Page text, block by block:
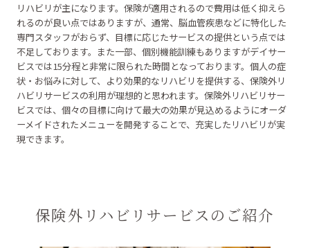
リハビリが主になります。保険が適用されるので費用は低く抑えら
れるのが良い点ではありますが、通常、脳血管疾患などに特化した
専門スタッフがおらず、目標に応じたサービスの提供という点では
不足しております。また一部、個別機能訓練もありますがデイサー
ビスでは15分程と非常に限られた時間となっております。個人の症
状・お悩みに対して、より効果的なリハビリを提供する、保険外リ
ハビリサービスの利用が理想的と思われます。保険外リハビリサー
ビスでは、個々の目標に向けて最大の効果が見込めるようにオーダ
ーメイドされたメニューを開発することで、充実したリハビリが実
現できます。
保険外リハビリサービスのご紹介